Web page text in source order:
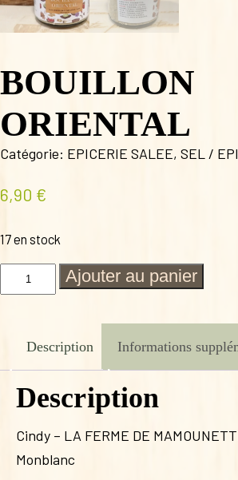
BOUILLON
ORIENTAL
Catégorie: EPICERIE SALEE, SEL /
6,90 €
17 en stock
quantité
Ajouter au panier
Description Informations
Description
Cindy – LA FERME DE
Monblanc